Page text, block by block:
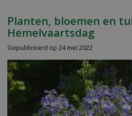
Planten, bloemen en
Hemelvaartsdag
Gepubliceerd op 24 mei 2022